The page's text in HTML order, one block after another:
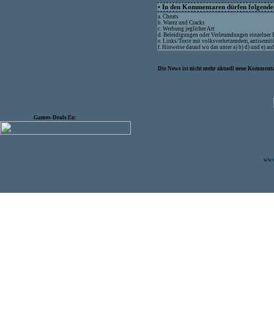
Games-Deals.Eu:
• In den Kommentaren dürfen
a. Cheats
b. Warez und Cracks
c. Werbung jeglicher Art
d. Beleidigungen oder Verleumdungen einzelner
e. Links/Texte mit volksverhetzendem,
f. Hinweise darauf wo das unter a) b) d) und e)
Die News ist nicht mehr aktuell neue